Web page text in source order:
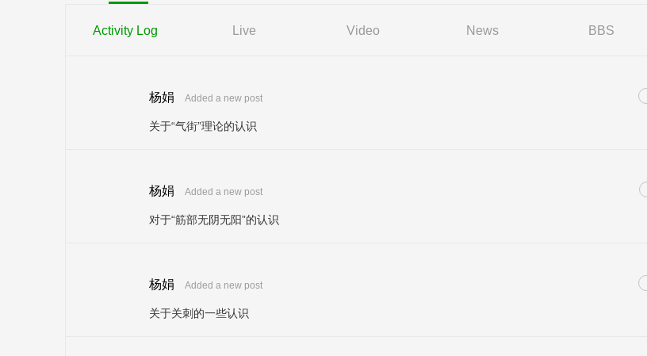
Activity Log Live Video News BBS
杨娟 Added a new post
关于“气街”理论的认识
杨娟 Added a new post
对于“筋部无阴无阳”的认识
杨娟 Added a new post
关于关刺的一些认识